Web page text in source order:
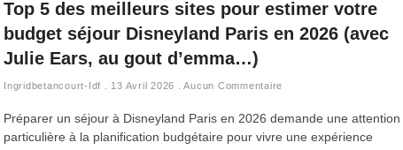
Top 5 des meilleurs sites pour estimer votre
budget séjour Disneyland Paris en 2026 (avec
Julie Ears, au gout d’emma…)
Ingridbetancourt-Idf 13 Avril 2026 Aucun Commentaire
Préparer un séjour à Disneyland Paris en 2026 demande une attention
particulière à la planification budgétaire pour vivre une expérience